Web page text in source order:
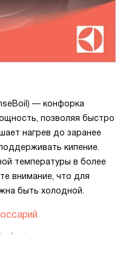
— конфорка
позволяя быстро
нагрев до заранее
кипение.
температуры в более
внимание, что для
быть холодной.